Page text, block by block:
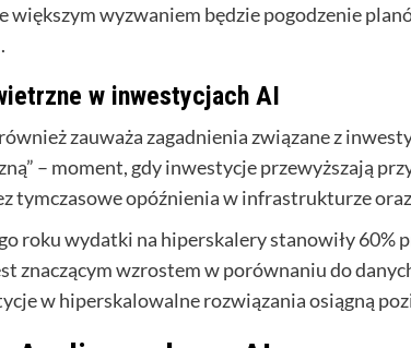
większym wyzwaniem będzie pogodzenie
w inwestycjach AI
zauważa zagadnienia związane z
– moment, gdy inwestycje przewyższają
tymczasowe opóźnienia w infrastrukturze
roku wydatki na hiperskalery stanowiły 60%
znaczącym wzrostem w porównaniu do
w hiperskalowalne rozwiązania osiągną